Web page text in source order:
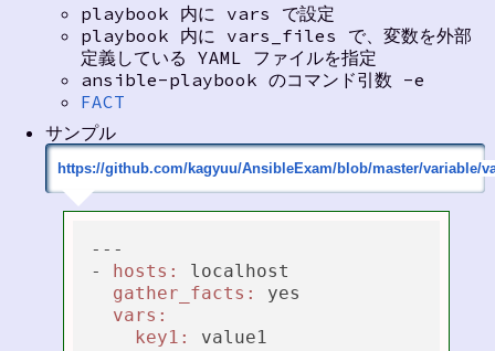
playbook 内に vars で設定
playbook 内に vars_files で、変数を外部
定義している YAML ファイルを指定
ansible-playbook のコマンド引数 -e
FACT
サンプル
https://github.com/kagyuu/AnsibleExam/blob/master/variable/
---
- hosts:
localhost
gather_facts:
yes
vars:
key1:
value1